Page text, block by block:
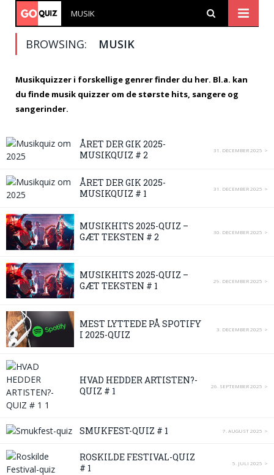
MUSIK
BROWSING: MUSIK
Musikquizzer i forskellige genrer finder du her. Bl.a. kan
du finde musik quizzer om de største hits, sangere og
sangerinder.
31. DECEMBER 2025
ÅRET DER GIK 2025-
MUSIKQUIZ # 2
31. DECEMBER 2025
ÅRET DER GIK 2025-
MUSIKQUIZ # 1
30. DECEMBER 2025
MUSIKHITS 2025-QUIZ –
GÆT TEKSTEN # 2
29. DECEMBER 2025
MUSIKHITS 2025-QUIZ –
GÆT TEKSTEN # 1
3. DECEMBER 2025
MEST LYTTEDE PÅ SPOTIFY
I 2025-QUIZ
26. SEPTEMBER 2025
HVAD HEDDER ARTISTEN?-
QUIZ # 1
7. AUGUST 2025
SMUKFEST-QUIZ # 1
5. JULI 2025
ROSKILDE FESTIVAL-QUIZ
# 1